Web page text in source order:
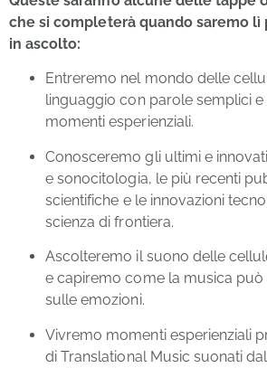
che si completerà quando saremo lì
in ascolto:
Entreremo nel mondo delle
linguaggio con parole semplici e
momenti esperienziali.
Conosceremo gli ultimi e
e sonocitologia, le più recenti
scientifiche e le innovazioni
scienza di frontiera.
Ascolteremo il suono delle
e capiremo come la musica può
sulle emozioni.
Vivremo momenti esperienziali
di Translational Music suonati